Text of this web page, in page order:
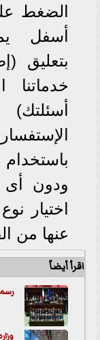
الضغط
أسفل
بتعليق
خدماتنا
باستخدام
ودون
اختيار
عنها من
اقرأ أيضاً